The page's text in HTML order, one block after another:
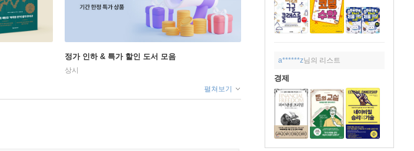
a******z님의 리스트
경제
정가 인하 & 특가 할인 도서 모음
상시
펼쳐보기